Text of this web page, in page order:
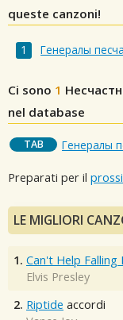
queste canzoni!
Генералы
Ci sono 1
nel database
TAB Генералы
Preparati per il
LE MIGLIORI
1. Can't Help Falling
Elvis Presley
2. Riptide accordi